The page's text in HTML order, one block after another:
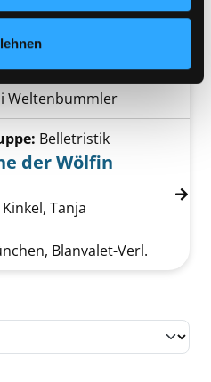
von Ein Tag im antiken
Olivieri, Jacopo
Weltenbummler
von Die Söhne der Wölfin
Belletristik
der Wölfin
Kinkel, Tanja
Blanvalet-Verl.